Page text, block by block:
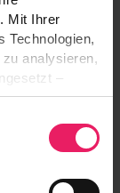
Mit Ihrer
Technologien,
analysieren,
–
unserer
Diese
Ihre